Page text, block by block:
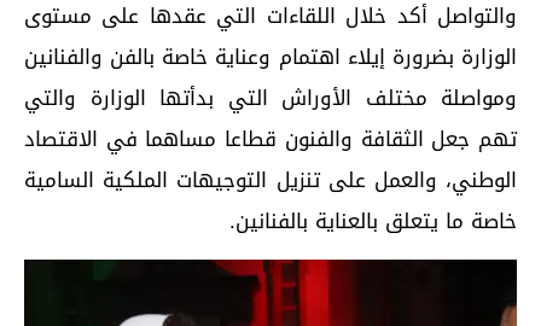
والتواصل أكد خلال اللقاءات التي عقدها على مستوى
الوزارة بضرورة إيلاء اهتمام وعناية خاصة بالفن والفنانين
ومواصلة مختلف الأوراش التي بدأتها الوزارة والتي
تهم جعل الثقافة والفنون قطاعا مساهما في الاقتصاد
الوطني، والعمل على تنزيل التوجيهات الملكية السامية
خاصة ما يتعلق بالعناية بالفنانين.